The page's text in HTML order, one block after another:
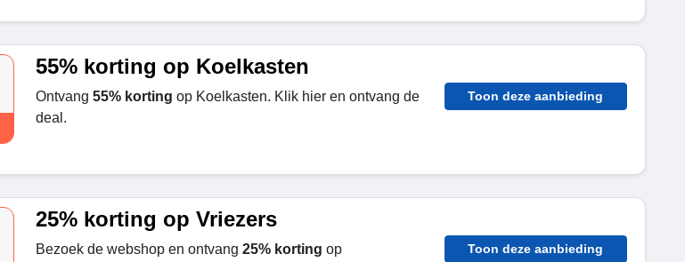
55% korting op Koelkasten
Ontvang 55% korting op Koelkasten. Klik hier en ontvang de
deal.
Toon deze aanbieding
25% korting op Vriezers
Bezoek de webshop en ontvang 25% korting op
Toon deze aanbieding